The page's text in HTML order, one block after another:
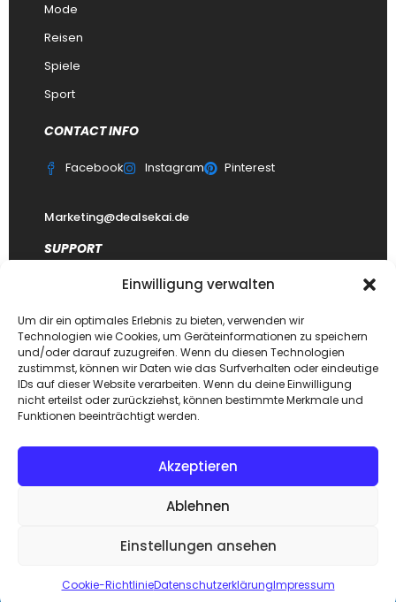
Einwilligung verwalten
Um dir ein optimales Erlebnis zu bieten, verwenden wir
Technologien wie Cookies, um Geräteinformationen zu speichern
und/oder darauf zuzugreifen. Wenn du diesen Technologien
zustimmst, können wir Daten wie das Surfverhalten oder eindeutige
IDs auf dieser Website verarbeiten. Wenn du deine Einwilligung
nicht erteilst oder zurückziehst, können bestimmte Merkmale und
Funktionen beeinträchtigt werden.
Akzeptieren
Ablehnen
Einstellungen ansehen
Cookie-RichtlinieDatenschutzerklärungImpressum
ZUM SHOP
Mode
Reisen
Spiele
Sport
CONTACT INFO
Facebook Instagram Pinterest
Marketing@dealsekai.de
SUPPORT
datenschutzerklärung
Impressum
Haftungsausschluss
FAQ Dealsekai
Copyright © 2026. Designed byDealsekai